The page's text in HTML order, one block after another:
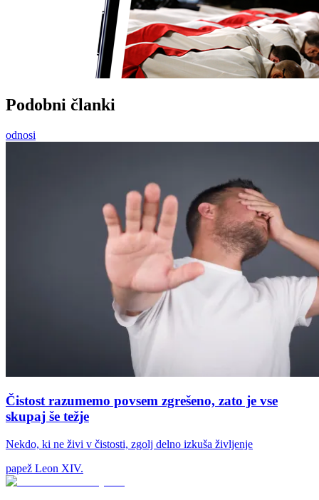
Podobni članki
odnosi
Čistost razumemo povsem zgrešeno, zato je vse
skupaj še težje
Nekdo, ki ne živi v čistosti, zgolj delno izkuša življenje
papež Leon XIV.